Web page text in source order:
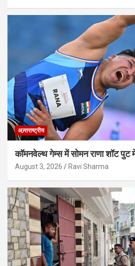
अन्र्तराष्ट्रीय
कॉमनवेल्थ गेम्स में सोमन राणा शॉट पुट
August 3, 2026 Ravi Sharma